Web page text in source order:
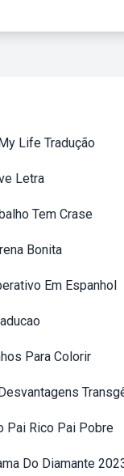
Life Tradução
Letra
Tem Crase
Bonita
Em Espanhol
Para Colorir
Pai Rico Pai Pobre
Do Diamante